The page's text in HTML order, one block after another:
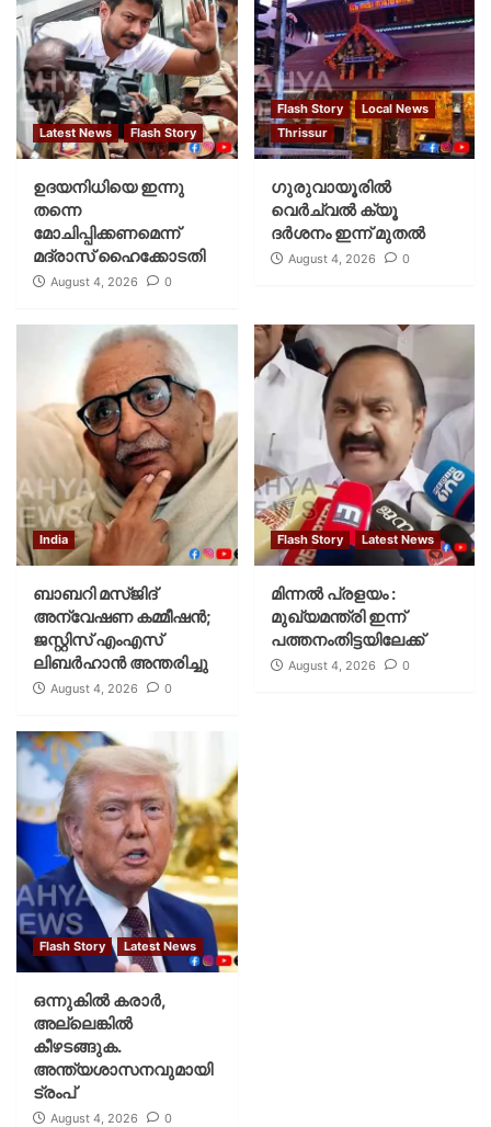
Latest News Flash Story
ഉദയനിധിയെ ഇന്നു
തന്നെ
മോചിപ്പിക്കണമെന്ന്
മദ്രാസ് ഹൈക്കോടതി
August 4, 2026 0
Flash Story
Local News
Thrissur
ഗുരുവായൂരില്‍
വെര്‍ച്വല്‍ ക്യൂ
ദര്‍ശനം ഇന്ന് മുതല്‍
August 4, 2026 0
India
ബാബറി മസ്ജിദ്
അന്വേഷണ കമ്മീഷന്‍;
ജസ്റ്റിസ് എംഎസ്
ലിബര്‍ഹാന്‍ അന്തരിച്ചു
August 4, 2026 0
Flash Story Latest News
മിന്നല്‍ പ്രളയം :
മുഖ്യമന്ത്രി ഇന്ന്
പത്തനംതിട്ടയിലേക്ക്
August 4, 2026 0
Flash Story Latest News
ഒന്നുകില്‍ കരാര്‍,
അല്ലെങ്കില്‍
കീഴടങ്ങുക.
അന്ത്യശാസനവുമായി
ട്രംപ്
August 4, 2026 0